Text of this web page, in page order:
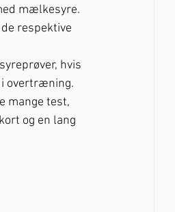
mælkesyre.
respektive
hvis
i overtræning.
mange test,
og en lang